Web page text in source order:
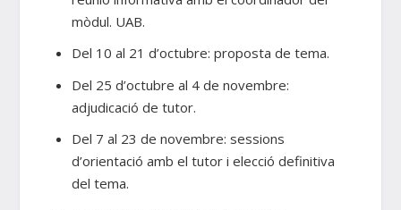
mòdul. UAB.
Del 10 al 21 d’octubre: proposta de tema.
Del 25 d’octubre al 4 de novembre:
adjudicació de tutor.
Del 7 al 23 de novembre: sessions
d’orientació amb el tutor i elecció definitiva
del tema.